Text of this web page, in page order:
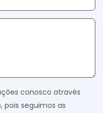
conosco através
pois seguimos as